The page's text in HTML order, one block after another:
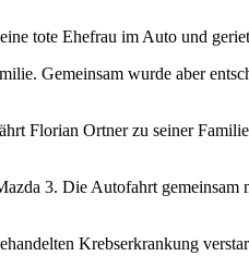
tote Ehefrau im Auto und
Gemeinsam wurde aber
Florian Ortner zu seiner
3. Die Autofahrt
Krebserkrankung